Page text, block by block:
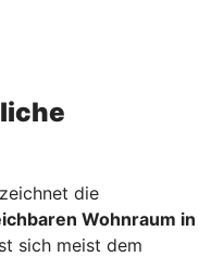
die
Wohnraum in
sich meist dem